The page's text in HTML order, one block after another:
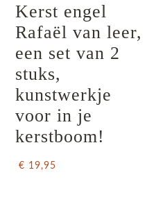
Kerst engel
Rafaël van leer,
een set van 2
stuks,
kunstwerkje
voor in je
kerstboom!
€ 19,95